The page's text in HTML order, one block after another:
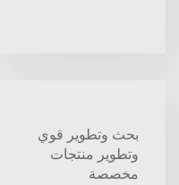
بحث وتطوير قوي
وتطوير منتجات
مخصصة